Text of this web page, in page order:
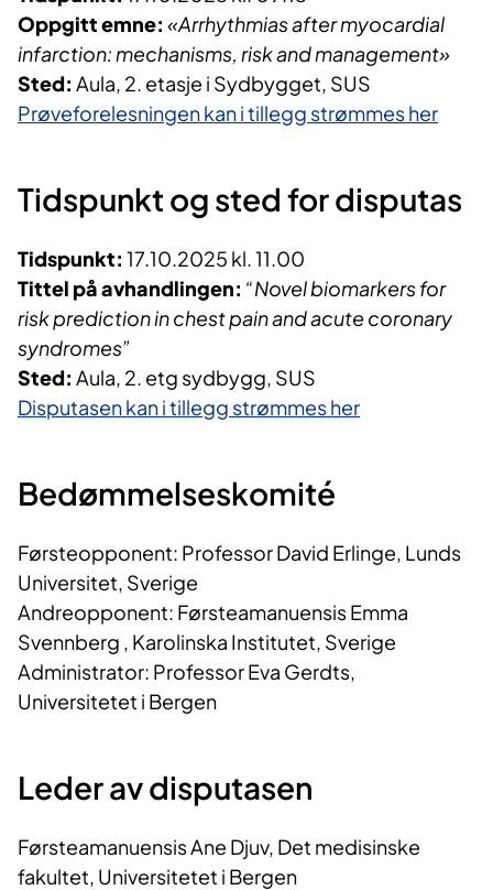
Oppgitt emne: «Arrhythmias after myocardial
infarction: mechanisms, risk and management»
Sted: Aula, 2. etasje i Sydbygget, SUS
Prøveforelesningenkan i tillegg strømmes her
Tidspunkt og sted for disputas
Tidspunkt: 17.10.2025 kl. 11.00
Tittel på avhandlingen: “Novel biomarkers for
risk prediction in chest pain and acute coronary
syndromes”
Sted: Aula, 2. etg sydbygg, SUS
Disputasen kan i tillegg strømmes her
Bedømmelseskomité
Førsteopponent: Professor David Erlinge, Lunds
Universitet, Sverige
Andreopponent: Førsteamanuensis Emma
Svennberg , Karolinska Institutet, Sverige
Administrator: Professor Eva Gerdts,
Universitetet i Bergen
Leder av disputasen
Førsteamanuensis Ane Djuv, Det medisinske
fakultet, Universitetet i Bergen